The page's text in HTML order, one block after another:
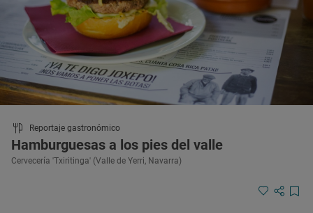
Reportaje gastronómico
Hamburguesas a los pies del valle
Cervecería 'Txiritinga' (Valle de Yerri, Navarra)